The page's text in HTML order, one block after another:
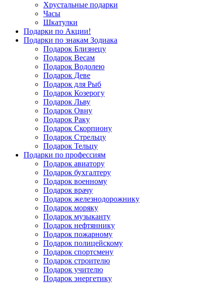
Хрустальные подарки
Часы
Шкатулки
Подарки по Акции!
Подарки по знакам Зодиака
Подарок Близнецу
Подарок Весам
Подарок Водолею
Подарок Деве
Подарок для Рыб
Подарок Козерогу
Подарок Льву
Подарок Овну
Подарок Раку
Подарок Скорпиону
Подарок Стрельцу
Подарок Тельцу
Подарки по профессиям
Подарок авиатору
Подарок бухгалтеру
Подарок военному
Подарок врачу
Подарок железнодорожнику
Подарок моряку
Подарок музыканту
Подарок нефтяннику
Подарок пожарному
Подарок полицейскому
Подарок спортсмену
Подарок строителю
Подарок учителю
Подарок энергетику